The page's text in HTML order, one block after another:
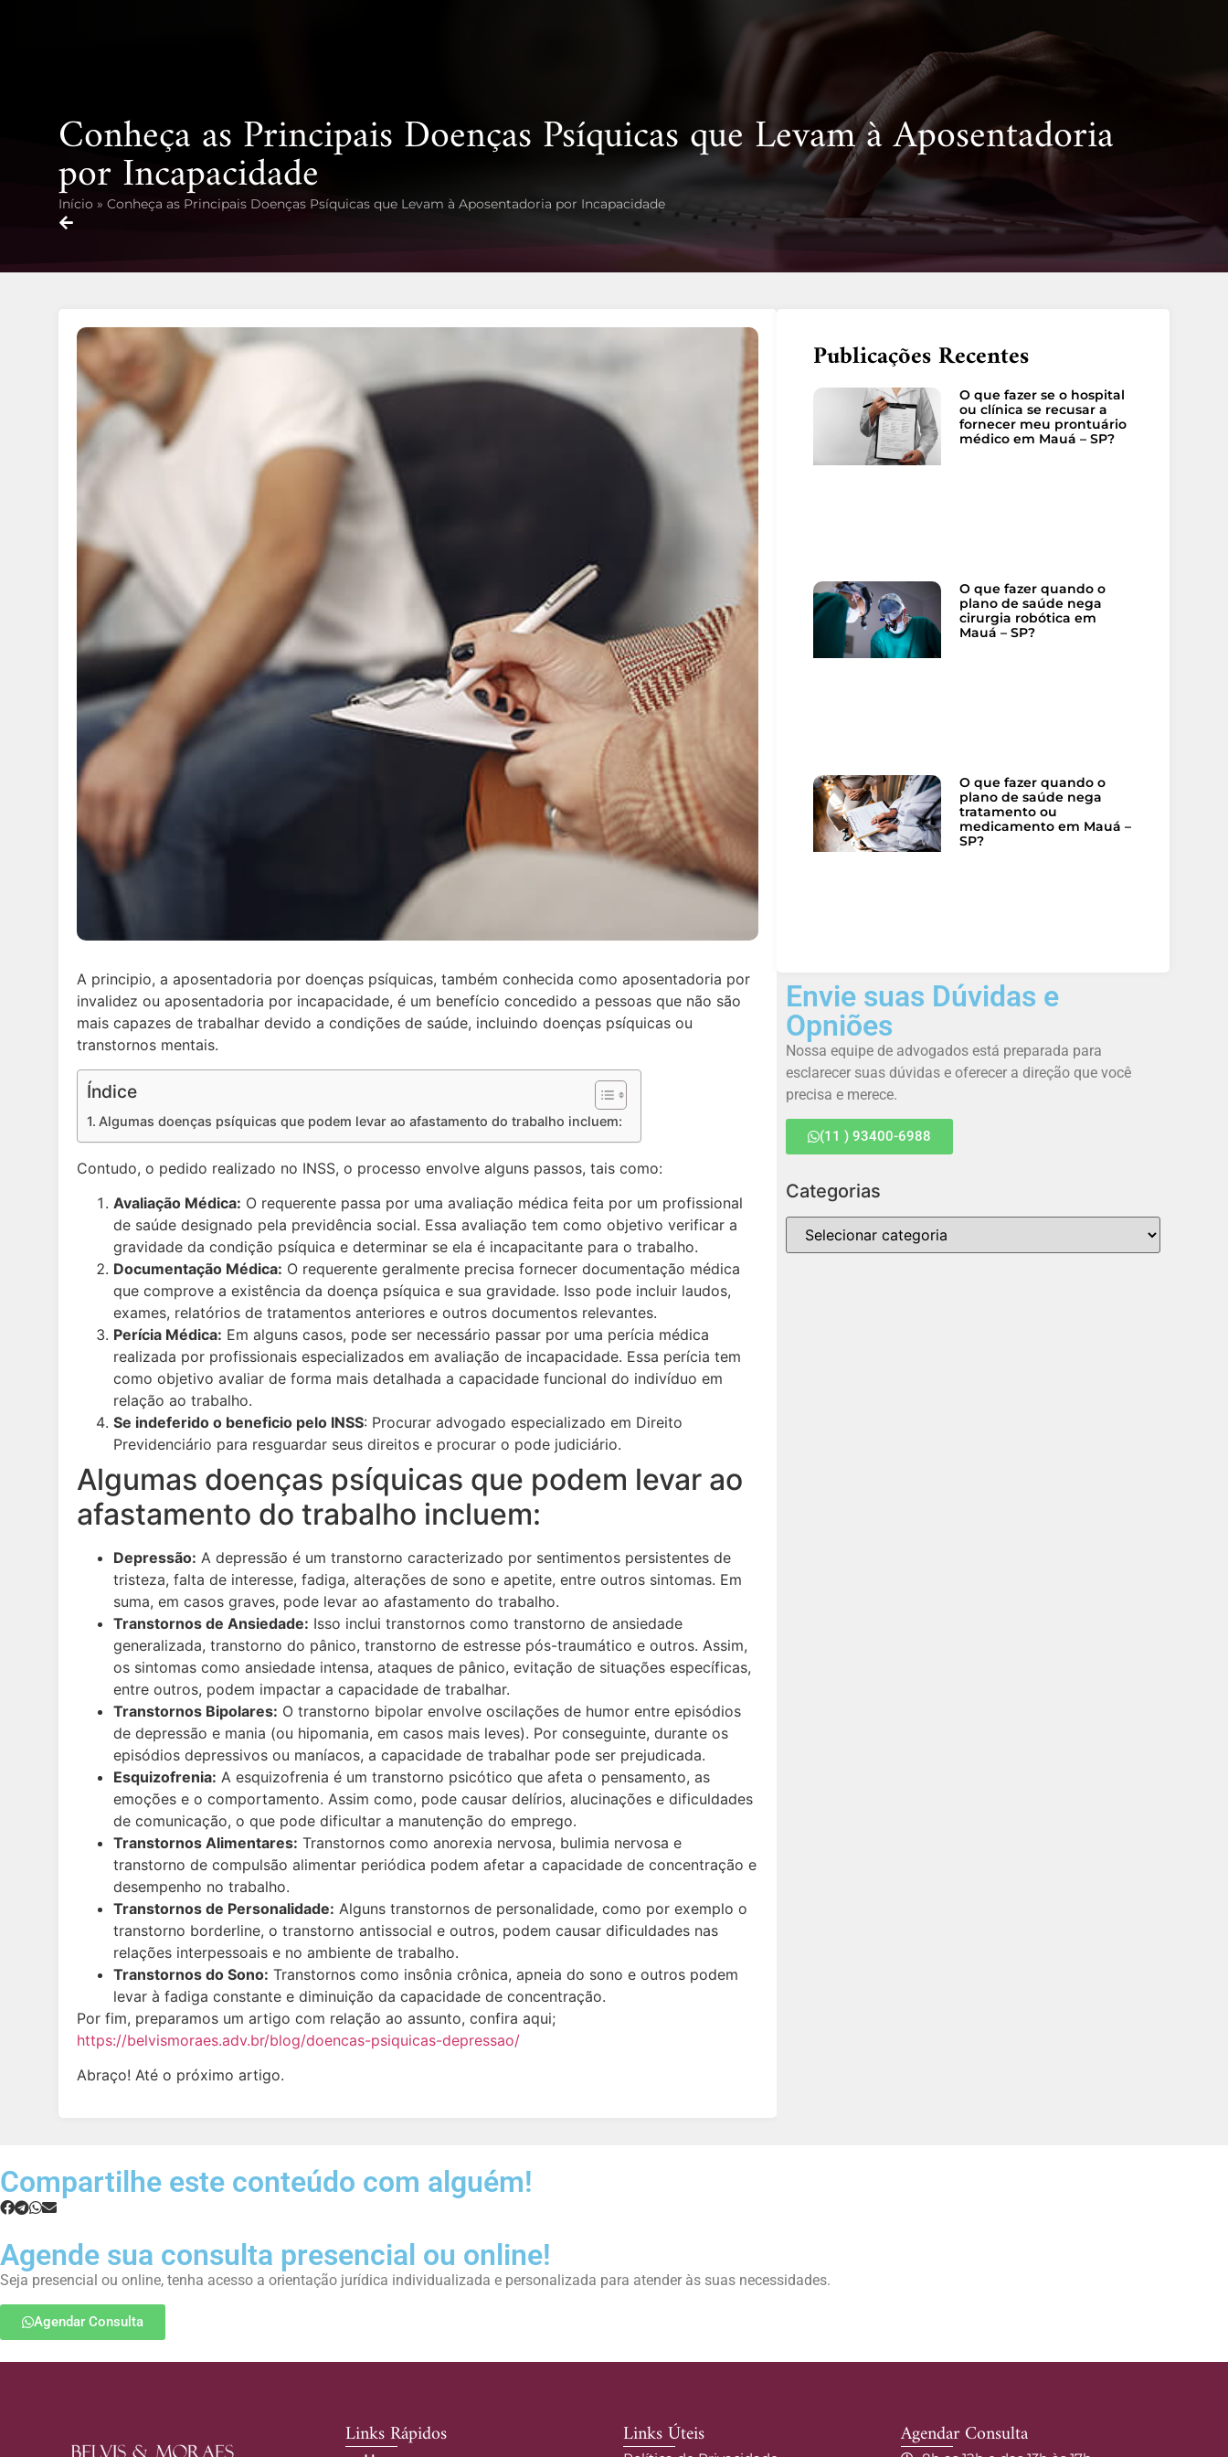
Conheça as Principais Doenças Psíquicas que Levam à Aposentadoria
por Incapacidade
Início » Conheça as Principais Doenças Psíquicas que Levam à Aposentadoria por Incapacidade
A principio, a aposentadoria por doenças psíquicas, também conhecida como aposentadoria por
invalidez ou aposentadoria por incapacidade, é um benefício concedido a pessoas que não são
mais capazes de trabalhar devido a condições de saúde, incluindo doenças psíquicas ou
transtornos mentais.
Índice
Algumas doenças psíquicas que podem levar ao afastamento do trabalho incluem:
Contudo, o pedido realizado no INSS, o processo envolve alguns passos, tais como:
Avaliação Médica: O requerente passa por uma avaliação médica feita por um profissional
de saúde designado pela previdência social. Essa avaliação tem como objetivo verificar a
gravidade da condição psíquica e determinar se ela é incapacitante para o trabalho.
Documentação Médica: O requerente geralmente precisa fornecer documentação médica
que comprove a existência da doença psíquica e sua gravidade. Isso pode incluir laudos,
exames, relatórios de tratamentos anteriores e outros documentos relevantes.
Perícia Médica: Em alguns casos, pode ser necessário passar por uma perícia médica
realizada por profissionais especializados em avaliação de incapacidade. Essa perícia tem
como objetivo avaliar de forma mais detalhada a capacidade funcional do indivíduo em
relação ao trabalho.
Se indeferido o beneficio pelo INSS: Procurar advogado especializado em Direito
Previdenciário para resguardar seus direitos e procurar o pode judiciário.
Algumas doenças psíquicas que podem levar ao
afastamento do trabalho incluem:
Depressão: A depressão é um transtorno caracterizado por sentimentos persistentes de
tristeza, falta de interesse, fadiga, alterações de sono e apetite, entre outros sintomas. Em
suma, em casos graves, pode levar ao afastamento do trabalho.
Transtornos de Ansiedade: Isso inclui transtornos como transtorno de ansiedade
generalizada, transtorno do pânico, transtorno de estresse pós-traumático e outros. Assim,
os sintomas como ansiedade intensa, ataques de pânico, evitação de situações específicas,
entre outros, podem impactar a capacidade de trabalhar.
Transtornos Bipolares: O transtorno bipolar envolve oscilações de humor entre episódios
de depressão e mania (ou hipomania, em casos mais leves). Por conseguinte, durante os
episódios depressivos ou maníacos, a capacidade de trabalhar pode ser prejudicada.
Esquizofrenia: A esquizofrenia é um transtorno psicótico que afeta o pensamento, as
emoções e o comportamento. Assim como, pode causar delírios, alucinações e dificuldades
de comunicação, o que pode dificultar a manutenção do emprego.
Transtornos Alimentares: Transtornos como anorexia nervosa, bulimia nervosa e
transtorno de compulsão alimentar periódica podem afetar a capacidade de concentração e
desempenho no trabalho.
Transtornos de Personalidade: Alguns transtornos de personalidade, como por exemplo o
transtorno borderline, o transtorno antissocial e outros, podem causar dificuldades nas
relações interpessoais e no ambiente de trabalho.
Transtornos do Sono: Transtornos como insônia crônica, apneia do sono e outros podem
levar à fadiga constante e diminuição da capacidade de concentração.
Por fim, preparamos um artigo com relação ao assunto, confira aqui;
https://belvismoraes.adv.br/blog/doencas-psiquicas-depressao/
Abraço! Até o próximo artigo.
Publicações Recentes
O que fazer se o hospital
ou clínica se recusar a
fornecer meu prontuário
médico em Mauá – SP?
O que fazer quando o
plano de saúde nega
cirurgia robótica em
Mauá – SP?
O que fazer quando o
plano de saúde nega
tratamento ou
medicamento em Mauá –
SP?
Envie suas Dúvidas e
Opniões
Nossa equipe de advogados está preparada para
esclarecer suas dúvidas e oferecer a direção que você
precisa e merece.
(11 ) 93400-6988
Categorias
Compartilhe este conteúdo com alguém!
Agende sua consulta presencial ou online!
Seja presencial ou online, tenha acesso a orientação jurídica individualizada e personalizada para atender às suas necessidades.
Agendar Consulta
Links Rápidos Links Úteis Agendar Consulta